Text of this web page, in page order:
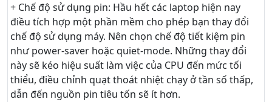
+ Chế độ sử dụng pin: Hầu hết các laptop hiện nay
điều tích hợp một phần mềm cho phép bạn thay đổi
chế độ sử dụng máy. Nên chọn chế độ tiết kiệm pin
như power-saver hoặc quiet-mode. Những thay đổi
này sẽ kéo hiệu suất làm việc của CPU đến mức tối
thiểu, điều chỉnh quạt thoát nhiệt chạy ở tần số thấp,
dẫn đến nguồn pin tiêu tốn sẽ ít hơn.